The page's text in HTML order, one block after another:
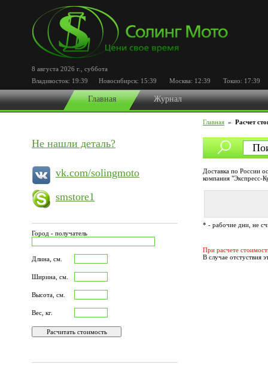
8 августа 2026 г.
суббота
Владивосток: 19:39 Новосибирск: 15:39 Москва: 12:39 Токио: 17:39
Главная Журнал
Главная » Расчет
Не нашли деталь?
vk.com/solingmoto
smstore1
Город - получатель
Длина, см.
Ширина, см.
Высота, см.
Вес, кг.
Доставка по России
компания "Экспресс-
* - рабочие дни, не
При расчете
В случае отстуствия